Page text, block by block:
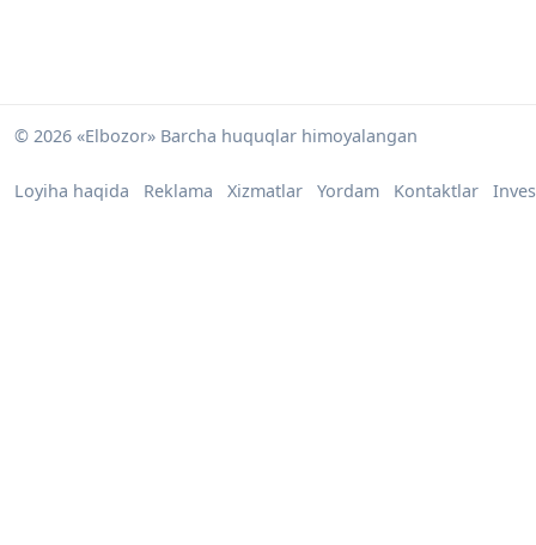
© 2026 «Elbozor» Barcha huquqlar himoyalangan
Loyiha haqida Reklama Xizmatlar Yordam Kontaktlar